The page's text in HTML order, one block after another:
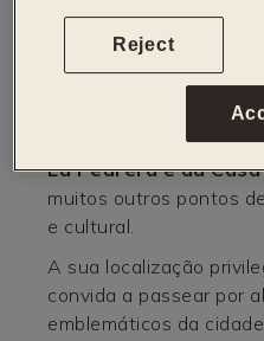
comercial da cidade,
mais importantes
internacionais. O
poucos
La Pedrera e da
muitos outros pontos
e cultural.
A sua localização
convida a passear por
emblemáticos da
Reject